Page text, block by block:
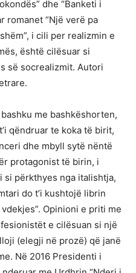
dhe “Banketi i
romanet “Një verë pa
i cili per realizmin e
është cilësuar si
së socrealizmit. Autori
me bashkëshorten,
qëndruar te koka të birit,
dhe mbyll sytë nëntë
protagonist të birin, i
përkthyes nga italishtja,
do t’i kushtojë librin
Opinioni e priti me
e cilësuan si një
(elegji në prozë) që janë
Në 2016 Presidenti i